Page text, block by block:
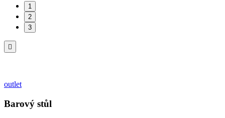
1
2
3

outlet
Barový stůl